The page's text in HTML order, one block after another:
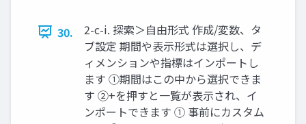
30.
2-c-i. 探索＞自由形式 作成/変数、タ
ブ設定 期間や表示形式は選択し、デ
ィメンションや指標はインポートし
ます ①期間はこの中から選択できま
す ②+を押すと一覧が表示され、イ
ンポートできます ① 事前にカスタム